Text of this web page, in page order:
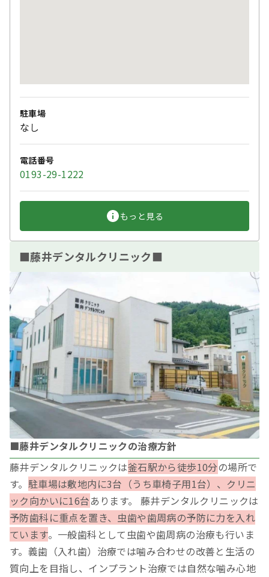
駐車場
なし
電話番号
0193-29-1222
もっと見る
■藤井デンタルクリニック■
■藤井デンタルクリニックの治療方針
藤井デンタルクリニックは釜石駅から徒歩10分の場所で
す。 駐車場は敷地内に3台（うち車椅子用1台）、クリニ
ック向かいに16台あります。 藤井デンタルクリニックは
予防歯科に重点を置き、虫歯や歯周病の予防に力を入れ
ています。一般歯科として虫歯や歯周病の治療も行いま
す。義歯（入れ歯）治療では噛み合わせの改善と生活の
質向上を目指し、インプラント治療では自然な噛み心地